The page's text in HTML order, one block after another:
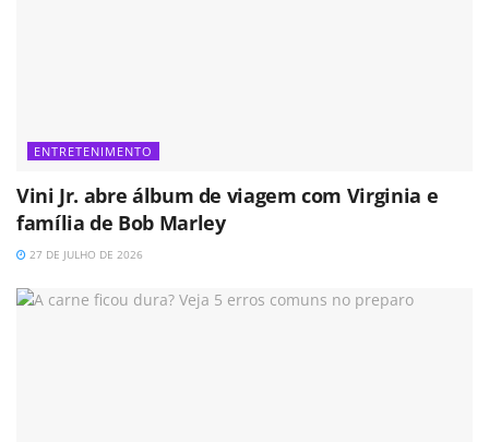
ENTRETENIMENTO
Vini Jr. abre álbum de viagem com Virginia e
família de Bob Marley
27 DE JULHO DE 2026